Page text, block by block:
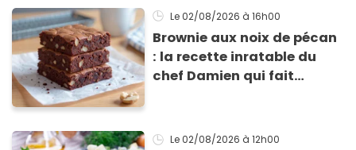
Le 02/08/2026 à 16h00
Brownie aux noix de pécan
: la recette inratable du
chef Damien qui fait
Le 02/08/2026 à 12h00